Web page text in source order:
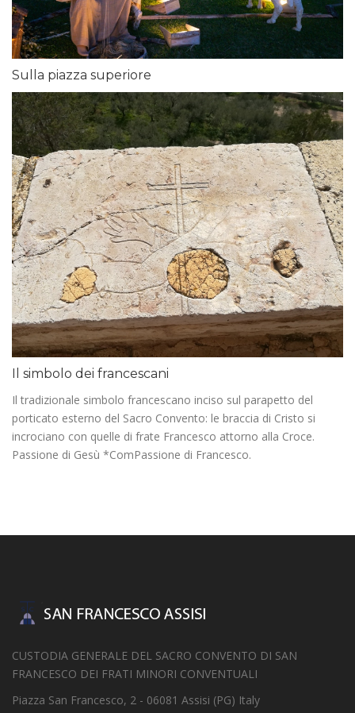
Sulla piazza superiore
Il simbolo dei francescani
Il tradizionale simbolo francescano inciso sul parapetto del
porticato esterno del Sacro Convento: le braccia di Cristo si
incrociano con quelle di frate Francesco attorno alla Croce.
Passione di Gesù *ComPassione di Francesco.
CUSTODIA GENERALE DEL SACRO CONVENTO DI SAN
FRANCESCO DEI FRATI MINORI CONVENTUALI
Piazza San Francesco, 2 - 06081 Assisi (PG) Italy